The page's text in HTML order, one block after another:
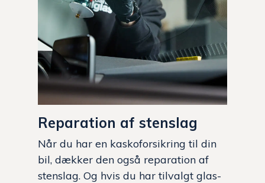
Reparation af stenslag
Når du har en kaskoforsikring til din
bil, dækker den også reparation af
stenslag. Og hvis du har tilvalgt glas-